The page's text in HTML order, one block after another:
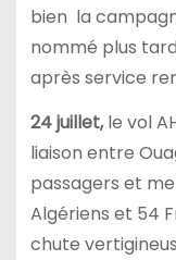
bien la
nommé plus
après service
24 juillet,le vol
liaison entre
passagers et
Algériens et 54
chute